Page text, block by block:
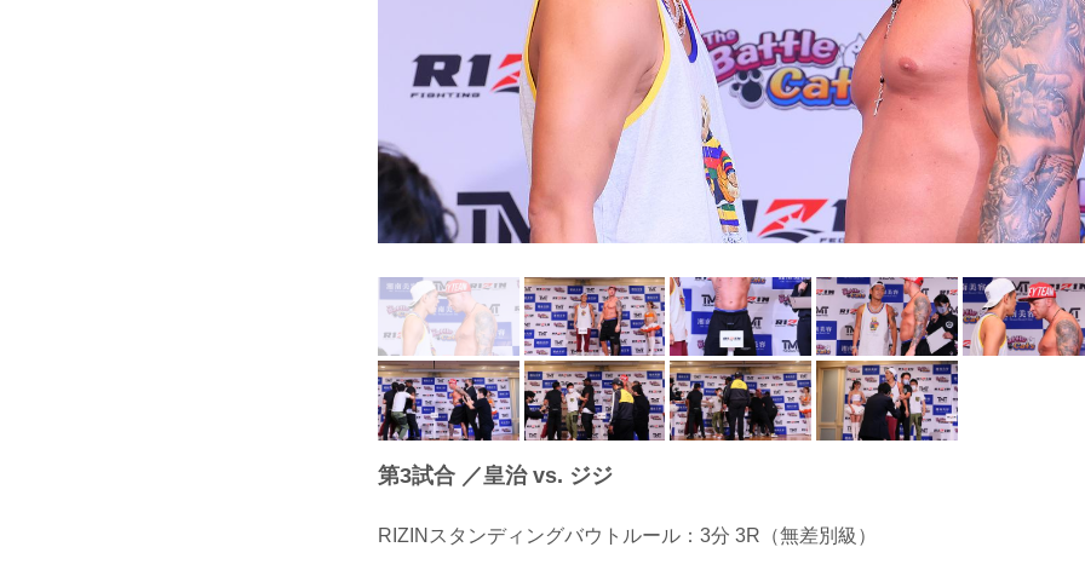
第3試合 ／皇治 vs. ジジ
RIZINスタンディングバウトルール：3分 3R（無差別級）